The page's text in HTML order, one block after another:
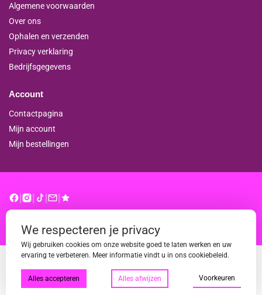
Algemene voorwaarden
Over ons
Ophalen en verzenden
Privacy verklaring
Bedrijfsgegevens
Account
Contactpagina
Mijn account
Mijn bestellingen
We respecteren je privacy
Wij gebruiken cookies om onze website goed te laten werken en uw
ervaring te verbeteren. Meer informatie vindt u in ons cookiebeleid.
Alles accepteren Alles afwijzen Voorkeuren